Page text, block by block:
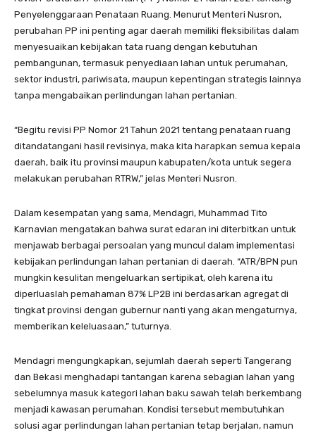
Penyelenggaraan Penataan Ruang. Menurut Menteri Nusron,
perubahan PP ini penting agar daerah memiliki fleksibilitas dalam
menyesuaikan kebijakan tata ruang dengan kebutuhan
pembangunan, termasuk penyediaan lahan untuk perumahan,
sektor industri, pariwisata, maupun kepentingan strategis lainnya
tanpa mengabaikan perlindungan lahan pertanian.
“Begitu revisi PP Nomor 21 Tahun 2021 tentang penataan ruang
ditandatangani hasil revisinya, maka kita harapkan semua kepala
daerah, baik itu provinsi maupun kabupaten/kota untuk segera
melakukan perubahan RTRW,” jelas Menteri Nusron.
Dalam kesempatan yang sama, Mendagri, Muhammad Tito
Karnavian mengatakan bahwa surat edaran ini diterbitkan untuk
menjawab berbagai persoalan yang muncul dalam implementasi
kebijakan perlindungan lahan pertanian di daerah. “ATR/BPN pun
mungkin kesulitan mengeluarkan sertipikat, oleh karena itu
diperluaslah pemahaman 87% LP2B ini berdasarkan agregat di
tingkat provinsi dengan gubernur nanti yang akan mengaturnya,
memberikan keleluasaan,” tuturnya.
Mendagri mengungkapkan, sejumlah daerah seperti Tangerang
dan Bekasi menghadapi tantangan karena sebagian lahan yang
sebelumnya masuk kategori lahan baku sawah telah berkembang
menjadi kawasan perumahan. Kondisi tersebut membutuhkan
solusi agar perlindungan lahan pertanian tetap berjalan, namun